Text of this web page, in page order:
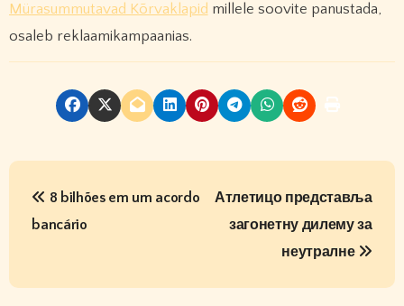
Mürasummutavad Kõrvaklapid millele soovite panustada,
osaleb reklaamikampaanias.
P
t
8 bilhões em um acordo
bancário
Атлетицо представља
загонетну дилему за
неутралне